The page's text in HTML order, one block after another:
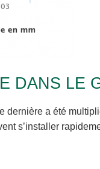
DANS LE
dernière a été
s’installer